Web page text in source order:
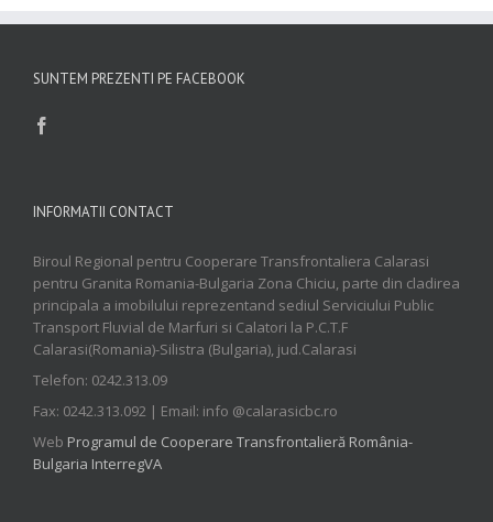
SUNTEM PREZENTI PE FACEBOOK
INFORMATII CONTACT
Biroul Regional pentru Cooperare Transfrontaliera Calarasi
pentru Granita Romania-Bulgaria Zona Chiciu, parte din cladirea
principala a imobilului reprezentand sediul Serviciului Public
Transport Fluvial de Marfuri si Calatori la P.C.T.F
Calarasi(Romania)-Silistra (Bulgaria), jud.Calarasi
Telefon: 0242.313.09
Fax: 0242.313.092 | Email: info @calarasicbc.ro
Web Programul de Cooperare Transfrontalieră România-
Bulgaria InterregVA